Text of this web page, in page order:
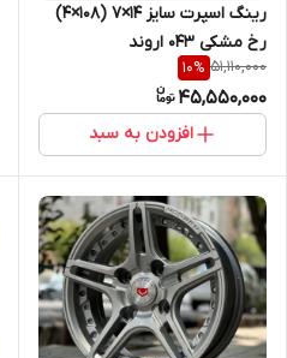
رینگ اسپرت سایز ۱۴×۷ (۱۰۸×۴)
رخ مشکی ۰۴۳ اروند
51,110,000
10%
45,550,000
افزودن به سبد